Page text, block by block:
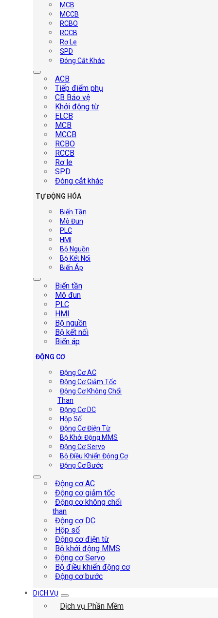
MCB
MCCB
RCBO
RCCB
Rơ Le
SPD
Đóng Cắt Khác
ACB
Tiếp điểm phụ
CB Bảo vệ
Khởi động từ
ELCB
MCB
MCCB
RCBO
RCCB
Rơ le
SPD
Đóng cắt khác
TỰ ĐỘNG HÓA
Biến Tần
Mô Đun
PLC
HMI
Bộ Nguồn
Bộ Kết Nối
Biến Áp
Biến tần
Mô đun
PLC
HMI
Bộ nguồn
Bộ kết nối
Biến áp
ĐỘNG CƠ
Động Cơ AC
Động Cơ Giảm Tốc
Động Cơ Không Chổi
Than
Động Cơ DC
Hộp Số
Động Cơ Điện Từ
Bộ Khởi Động MMS
Động Cơ Servo
Bộ Điều Khiển Động Cơ
Động Cơ Bước
Động cơ AC
Động cơ giảm tốc
Động cơ không chổi
than
Động cơ DC
Hộp số
Động cơ điện từ
Bộ khởi động MMS
Động cơ Servo
Bộ điều khiển động cơ
Động cơ bước
DỊCH VỤ
Dịch vụ Phần Mềm